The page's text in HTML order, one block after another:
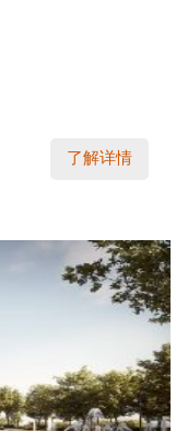
了解详情